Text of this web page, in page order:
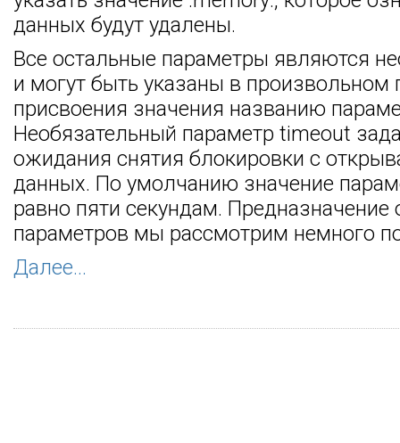
данных будут удалены.
Все остальные параметры являются
и могут быть указаны в произвольном
присвоения значения названию
Необязательный параметр timeout
ожидания снятия блокировки с
данных. По умолчанию значение
равно пяти секундам. Предназначение
параметров мы рассмотрим немного
Далее...